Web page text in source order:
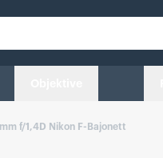
f/1,4D Nikon F-Bajonett